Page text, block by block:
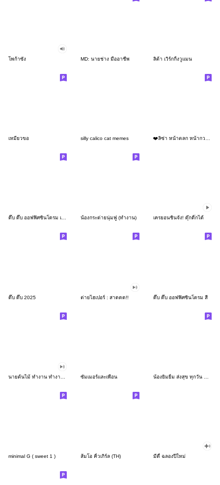
โพก้าซัง MD: นายช่าง มืออาชีพ ลิต้า เวิร์กกิ้งวูแมน
เหมียวขอ silly calico cat memes
ดึ๊บ ดึ๊บ ออฟฟิศซินโดรม เก้า น้องกระต่ายนุ่มฟู (ทำงาน) เครยอนชินจัง! ดุ๊กดิ๊กได้
ดึ๊บ ดึ๊บ 2025 ต่ายไฮเปอร์ : สาดดด!! ดึ๊บ ดึ๊บ ออฟฟิศซินโดรม สี่
ซัมเมอร์และเพื่อน
minimal G ( sweet 1 ) ส้มโอ คิ้วเกิร์ล (TH) มีดี้ ฉลองปีใหม่